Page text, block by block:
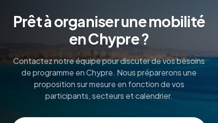
Prêt à organiser une mobilité
en Chypre ?
Contactez notre équipe pour discuter de vos besoins
de programme en Chypre. Nous préparerons une
proposition sur mesure en fonction de vos
participants, secteurs et calendrier.